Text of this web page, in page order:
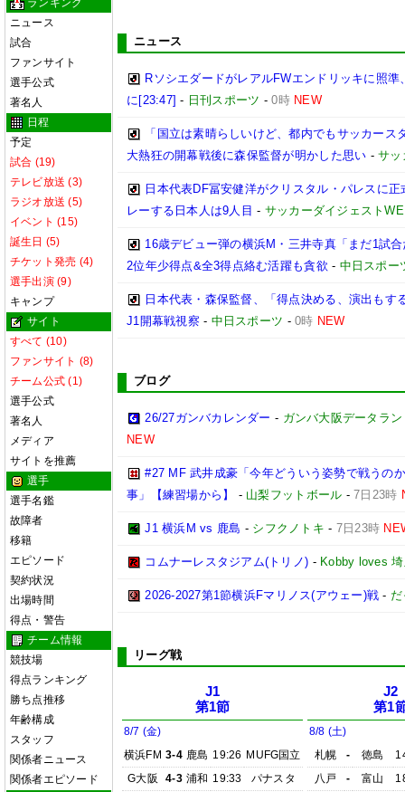
ランキング
ニュース
試合
ファンサイト
選手公式
著名人
日程
予定
試合 (19)
テレビ放送 (3)
ラジオ放送 (5)
イベント (15)
誕生日 (5)
チケット発売 (4)
選手出演 (9)
キャンプ
サイト
すべて (10)
ファンサイト (8)
チーム公式 (1)
選手公式
著名人
メディア
サイトを推薦
選手
選手名鑑
故障者
移籍
エピソード
契約状況
出場時間
得点・警告
チーム情報
競技場
得点ランキング
勝ち点推移
年齢構成
スタッフ
関係者ニュース
関係者エピソード
ニュース
RソシエダードがレアルFWエンドリッキに照
に[23:47] - 日刊スポーツ -0時 NEW
「国立は素晴らしいけど、都内でもサッカー
大熱狂の開幕戦後に森保監督が明かした思い -サッ
日本代表DF冨安健洋がクリスタル・パレスに
レーする日本人は9人目 - サッカーダイジェスト
16歳デビュー弾の横浜M・三井寺真「まだ1試
2位年少得点&全3得点絡む活躍も貪欲 - 中日スポー
日本代表・森保監督、「得点決める、演出も
J1開幕戦視察 - 中日スポーツ -0時 NEW
ブログ
26/27ガンバカレンダー - ガンバ大阪データラ
NEW
#27 MF 武井成豪「今年どういう姿勢で戦うの
事」【練習場から】
- 山梨フットボール -7日23時
J1 横浜M vs 鹿島 - シフクノトキ - 7日23時
コムナーレスタジアム(トリノ) - Kobby loves
2026-2027第1節横浜Fマリノス(アウェー)戦 -
リーグ戦
J1
第1節
8/7 (金)
横浜FM 3-4 鹿島 19:26 MUFG国立
G大阪
4-3 浦和 19:33
パナスタ
J2
第1
8/8 (土)
札幌
- 徳島
八戸
- 富山